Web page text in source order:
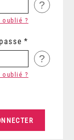
?
?
?
oublié ?